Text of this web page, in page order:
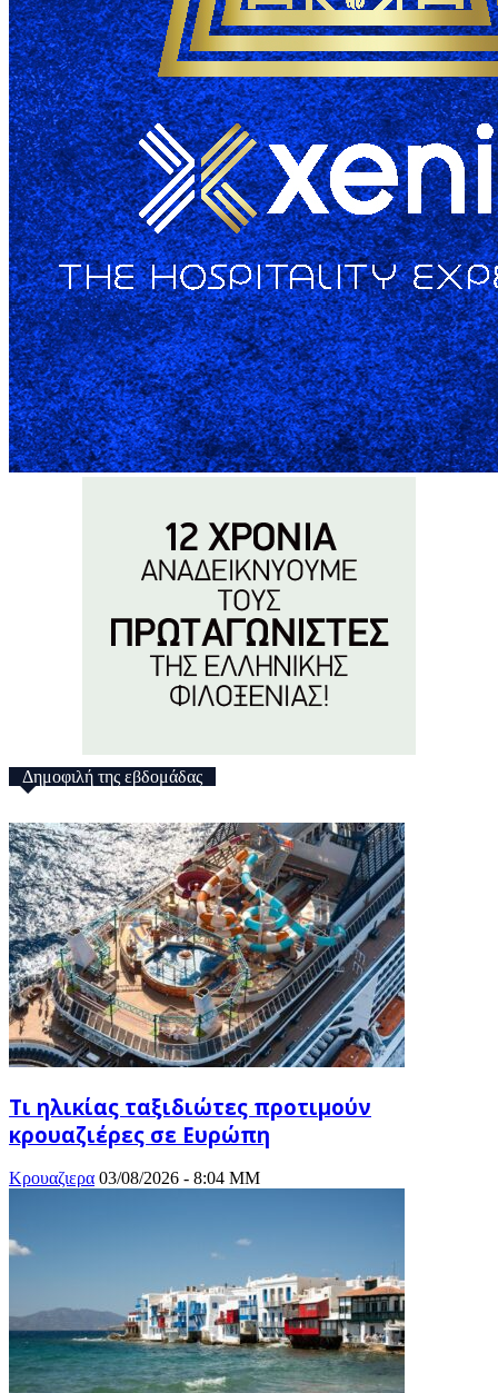
Δημοφιλή της εβδομάδας
Τι ηλικίας ταξιδιώτες προτιμούν
κρουαζιέρες σε Ευρώπη
Κρουαζιερα 03/08/2026 - 8:04 ΜΜ